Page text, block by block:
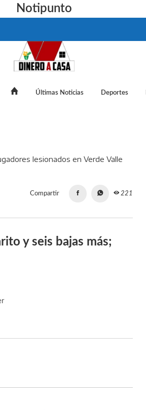
Notipunto
Últimas Noticias Deportes
Compartir 221
y seis bajas más;